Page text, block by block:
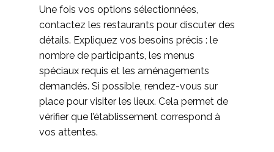
Une fois vos options sélectionnées,
contactez les restaurants pour discuter des
détails. Expliquez vos besoins précis : le
nombre de participants, les menus
spéciaux requis et les aménagements
demandés. Si possible, rendez-vous sur
place pour visiter les lieux. Cela permet de
vérifier que l’établissement correspond à
vos attentes.